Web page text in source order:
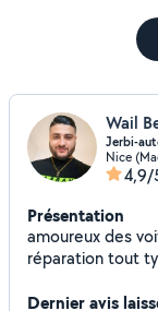
Wail
Jerbi-
Nice
4,9/
Présentation
amoureux des
réparation tout
chère. a très
Dernier avis